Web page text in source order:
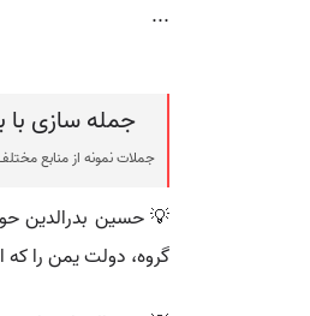
...
جمله سازی با
جملات نمونه از منابع
💡 حسین بدرالدین
گروه، دولت یمن را